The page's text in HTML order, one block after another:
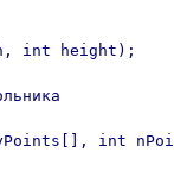
int height);
int